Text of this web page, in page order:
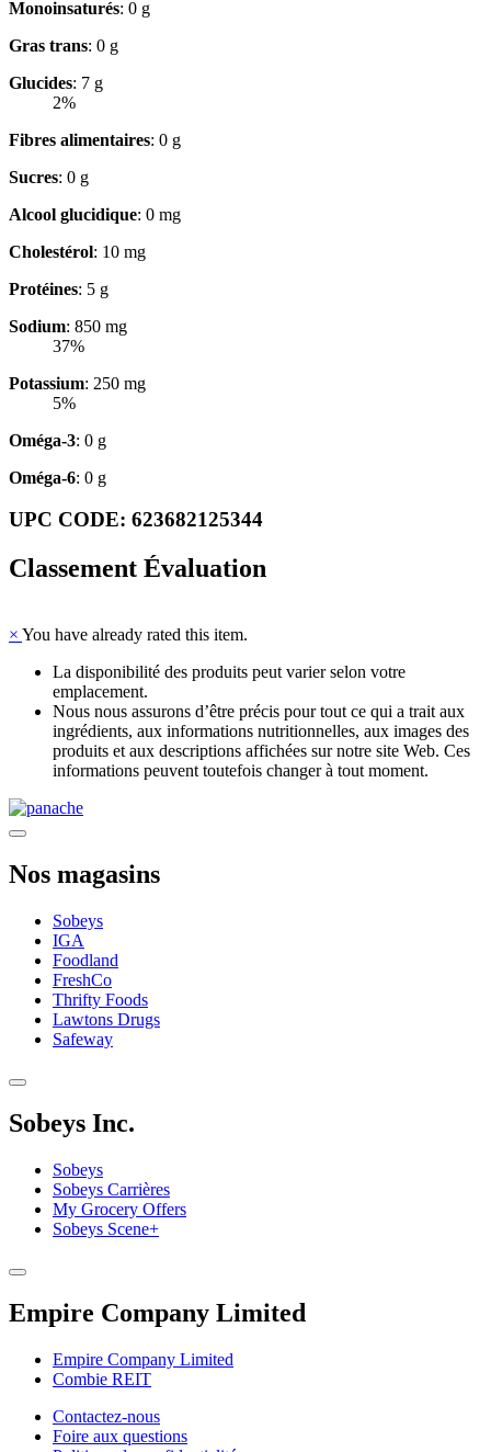
Monoinsaturés: 0 g
Gras trans: 0 g
Glucides: 7 g
2%
Fibres alimentaires: 0 g
Sucres: 0 g
Alcool glucidique: 0 mg
Cholestérol: 10 mg
Protéines: 5 g
Sodium: 850 mg
37%
Potassium: 250 mg
5%
Oméga-3: 0 g
Oméga-6: 0 g
UPC CODE: 623682125344
Classement Évaluation
× You have already rated this item.
La disponibilité des produits peut varier selon votre
emplacement.
Nous nous assurons d’être précis pour tout ce qui a trait aux
ingrédients, aux informations nutritionnelles, aux images des
produits et aux descriptions affichées sur notre site Web. Ces
informations peuvent toutefois changer à tout moment.
Nos magasins
Sobeys
IGA
Foodland
FreshCo
Thrifty Foods
Lawtons Drugs
Safeway
Sobeys Inc.
Sobeys
Sobeys Carrières
My Grocery Offers
Sobeys Scene+
Empire Company Limited
Empire Company Limited
Combie REIT
FooterContactez-nous
Foire aux questions